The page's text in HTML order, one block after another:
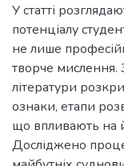
У статті
потенціалу
не лише
творче мислення.
літератури
ознаки, етапи
що впливають на
Досліджено